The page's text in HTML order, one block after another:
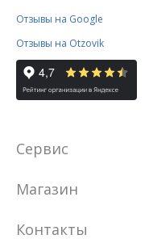
Отзывы на Google
Отзывы на Otzovik
Сервис
Магазин
Контакты